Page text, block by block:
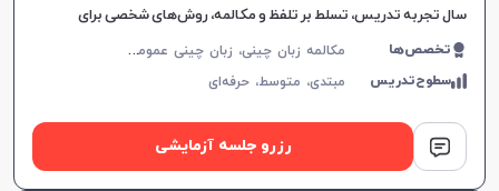
سال تجربه تدریس، تسلط بر تلفظ و مکالمه، روش‌های شخصی برای
تقویت مهارت‌های زبانی.
تخصص‌ها م
کالمه زبان چینی، زبان چینی عمومی، زبان چینی کودکان
سطوح‌تدریس مبتدی، متوسط،حرفه‌ای
رزرو جلسه آزمایشی